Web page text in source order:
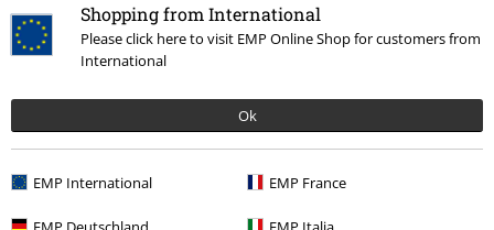
Shopping from International
Please click here to visit EMP Online Shop for customers from
International
Ok
EMP International EMP France
Desde37,39 €
con cremallera
53,99 €
EMP
Capucha con cremallera